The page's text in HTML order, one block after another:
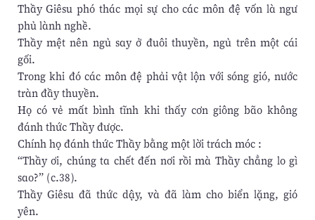
Thầy Giêsu phó thác mọi sự cho các môn đệ vốn là ngư
phủ lành nghề.
Thầy mệt nên ngủ say ở đuôi thuyền, ngủ trên một cái
gối.
Trong khi đó các môn đệ phải vật lộn với sóng gió, nước
tràn đầy thuyền.
Họ có vẻ mất bình tĩnh khi thấy cơn giông bão không
đánh thức Thầy được.
Chính họ đánh thức Thầy bằng một lời trách móc :
“Thầy ơi, chúng ta chết đến nơi rồi mà Thầy chẳng lo gì
sao?” (c.38).
Thầy Giêsu đã thức dậy, và đã làm cho biển lặng, gió
yên.